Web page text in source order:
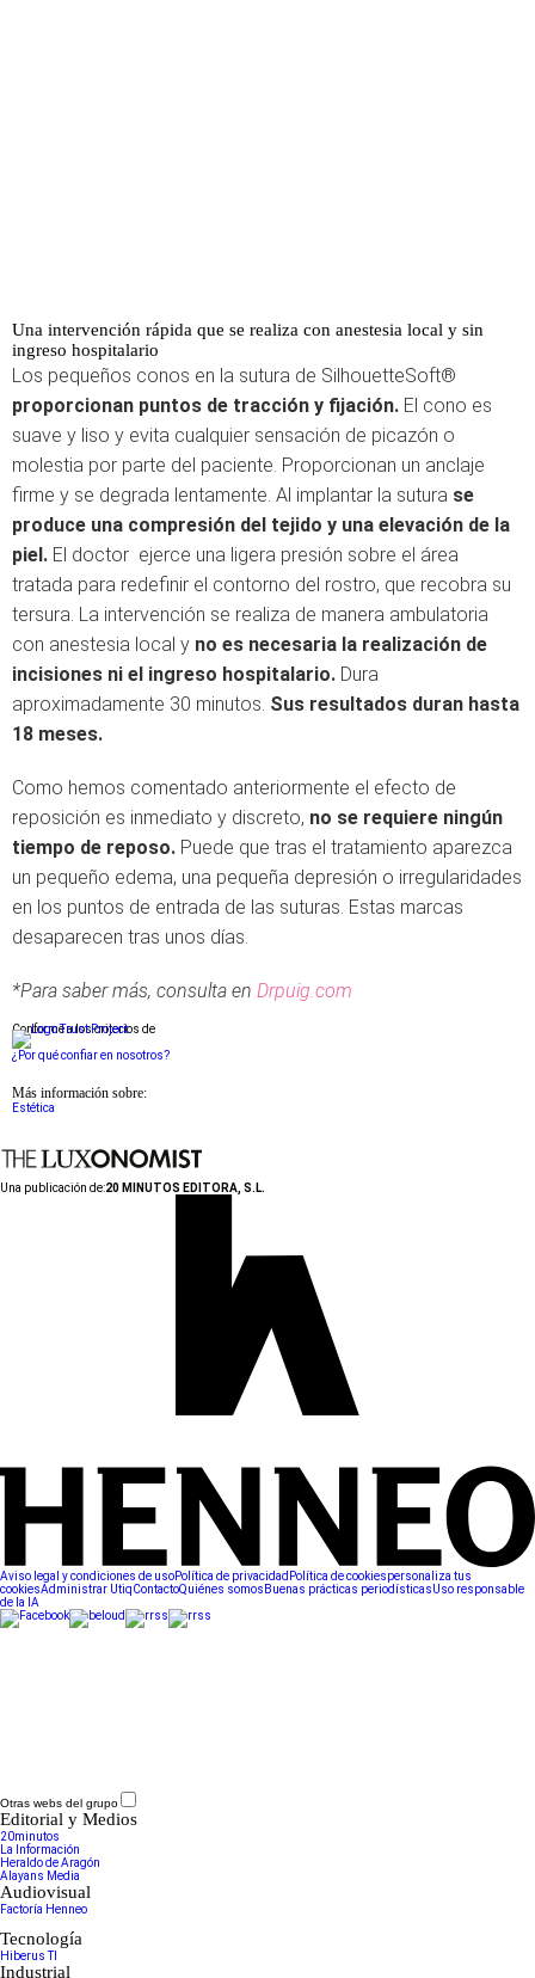
Una intervención rápida que se realiza con anestesia local y sin
ingreso hospitalario
Los pequeños conos en la sutura de SilhouetteSoft®
proporcionan puntos de tracción y fijación. El cono es
suave y liso y evita cualquier sensación de picazón o
molestia por parte del paciente. Proporcionan un anclaje
firme y se degrada lentamente. Al implantar la sutura se
produce una compresión del tejido y una elevación de la
piel. El doctor ejerce una ligera presión sobre el área
tratada para redefinir el contorno del rostro, que recobra su
tersura. La intervención se realiza de manera ambulatoria
con anestesia local y no es necesaria la realización de
incisiones ni el ingreso hospitalario. Dura
aproximadamente 30 minutos. Sus resultados duran hasta
18 meses.
Como hemos comentado anteriormente el efecto de
reposición es inmediato y discreto, no se requiere ningún
tiempo de reposo. Puede que tras el tratamiento aparezca
un pequeño edema, una pequeña depresión o irregularidades
en los puntos de entrada de las suturas. Estas marcas
desaparecen tras unos días.
*Para saber más, consulta en Drpuig.com
Conforme a los criterios de
¿Por qué confiar en nosotros?
Más información sobre:
Estética
Una publicación de:20 MINUTOS EDITORA, S.L.
Aviso legal y condiciones de usoPolítica de privacidad Política de cookiespersonaliza tus
cookiesAdministrar UtiqContactoQuiénes somos Buenas prácticas periodísticasUso responsable
de la IA
Otras webs del grupo
Editorial y Medios
20minutos
La Información
Heraldo de Aragón
Alayans Media
Audiovisual
Factoría Henneo
Tecnología
Hiberus TI
Industrial